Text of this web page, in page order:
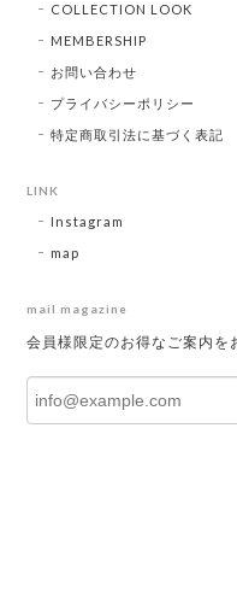
COLLECTION LOOK
MEMBERSHIP
お問い合わせ
プライバシーポリシー
特定商取引法に基づく表記
LINK
Instagram
map
mail magazine
会員様限定のお得なご案内を